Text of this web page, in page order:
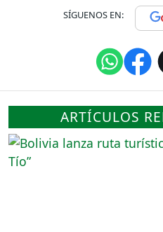
SÍGUENOS EN:
ARTÍCULOS